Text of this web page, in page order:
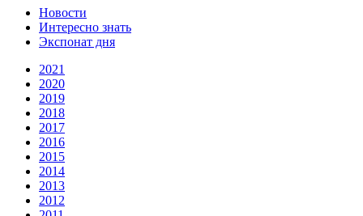
Новости
Интересно знать
Экспонат дня
2021
2020
2019
2018
2017
2016
2015
2014
2013
2012